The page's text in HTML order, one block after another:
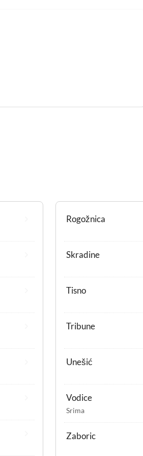
Rogožnica
Skradine
Tisno
Tribune
Unešić
Vodice
Srima
Zaboric